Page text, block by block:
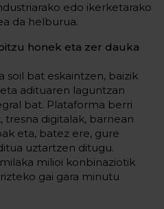
edo ikerketarako
da helburua.
honek eta zer dauka
soil bat eskaintzen, baizik
adituaren laguntzan
bat. Plataforma berri
tresna digitalak, barnean
eta, batez ere, gure
uztartzen ditugu.
milioi konbinaziotik
gai gara minutu